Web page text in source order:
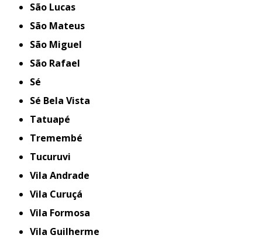
São Lucas
São Mateus
São Miguel
São Rafael
Sé
Sé Bela Vista
Tatuapé
Tremembé
Tucuruvi
Vila Andrade
Vila Curuçá
Vila Formosa
Vila Guilherme